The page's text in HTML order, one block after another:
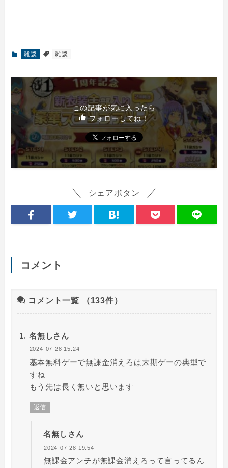
雑談 雑談
この記事が気に入ったら
フォローしてね！
シェアボタン
コメント
コメント一覧 （133件）
名無しさん
2024-07-28 15:24
基本無料ゲーで無課金消えろは末期ゲーの典型で
すね
もう先は長く無いと思います
返信
名無しさん
2024-07-28 19:54
無課金アンチが無課金消えろって言ってるん